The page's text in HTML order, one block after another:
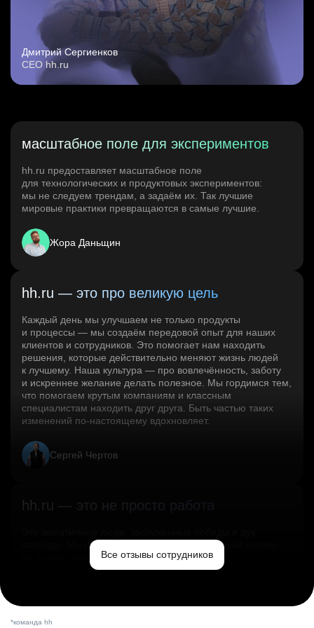
Дмитрий Сергиенков
CEO hh.ru
масштабное поле для экспериментов
hh.ru предоставляет масштабное поле
для технологических и продуктовых экспериментов:
мы не следуем трендам, а задаём их. Так лучшие
мировые практики превращаются в самые лучшие.
Жора Даньщин
hh.ru — это про великую цель
Каждый день мы улучшаем не только продукты
и процессы — мы создаём передовой опыт для наших
клиентов и сотрудников. Это помогает нам находить
решения, которые действительно меняют жизнь людей
к лучшему. Наша культура — про вовлечённость, заботу
и искреннее желание делать полезное. Мы гордимся тем,
что помогаем крутым компаниям и классным
специалистам находить друг друга. Быть частью таких
изменений по‑настоящему вдохновляет.
Сергей Чертов
hh.ru — это не просто работа
свободы. Мы помогаем миру и создаём лучший сервис
по поиску работы в стране.Все отзывы сотрудников
*команда hh